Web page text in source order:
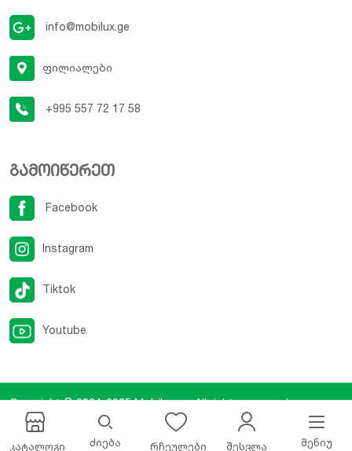
კატალოგი ძიება რჩეულები შესვლა მენიუ
info@mobilux.ge
ფილიალები
+995 557 72 17 58
გამოიწერეთ
Facebook
Instagram
Tiktok
Youtube
Copyright © 2024-2025Mobilux.ge. All rights reserved.
Developed By